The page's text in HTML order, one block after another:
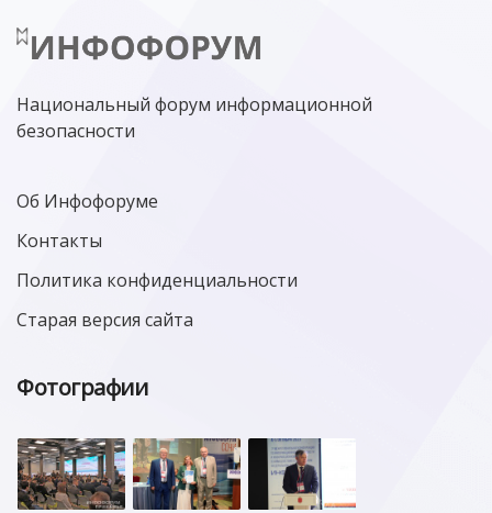
Национальный форум информационной
безопасности
Об Инфофоруме
Контакты
Политика конфиденциальности
Старая версия сайта
Фотографии